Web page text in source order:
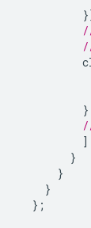
}
]
}
}
}
};